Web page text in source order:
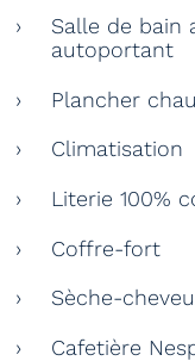
Salle de bain
autoportant
Plancher
Climatisation
Literie 100%
Coffre-fort
Sèche-
Cafetière